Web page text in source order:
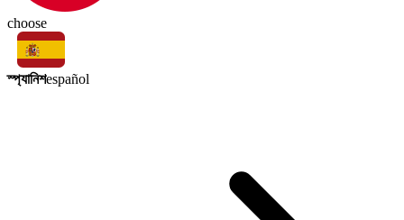
choose
স্প্যানিশespañol